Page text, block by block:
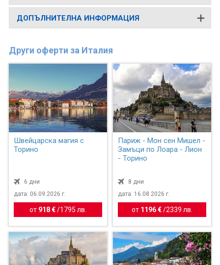
ДОПЪЛНИТЕЛНА ИНФОРМАЦИЯ
Други оферти за Италия
Швейцарска магия с
Торино
6 дни
дата: 06.09.2026 г.
от 918 € / 1795 лв.
Париж - Мон сен Мишел -
Замъци по Лоара - Лион
- Торино
8 дни
дата: 16.08.2026 г.
от 1196 €/2339 лв.